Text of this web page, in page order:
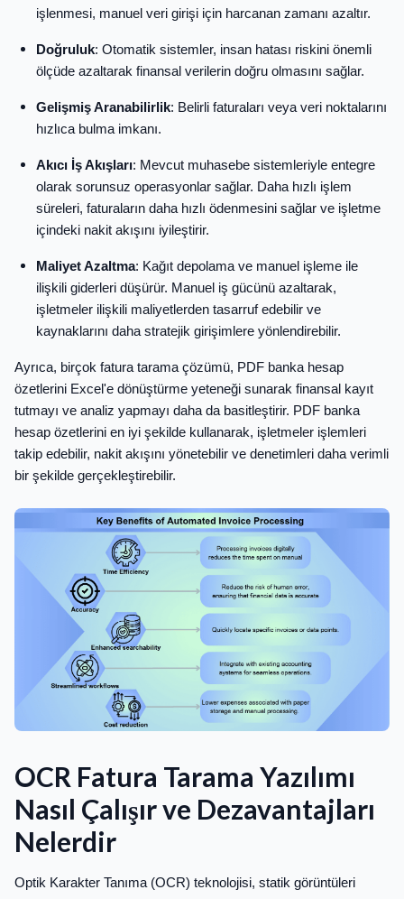
işlenmesi, manuel veri girişi için harcanan zamanı azaltır.
Doğruluk: Otomatik sistemler, insan hatası riskini önemli
ölçüde azaltarak finansal verilerin doğru olmasını sağlar.
Gelişmiş Aranabilirlik: Belirli faturaları veya veri noktalarını
hızlıca bulma imkanı.
Akıcı İş Akışları: Mevcut muhasebe sistemleriyle entegre
olarak sorunsuz operasyonlar sağlar. Daha hızlı işlem
süreleri, faturaların daha hızlı ödenmesini sağlar ve işletme
içindeki nakit akışını iyileştirir.
Maliyet Azaltma: Kağıt depolama ve manuel işleme ile
ilişkili giderleri düşürür. Manuel iş gücünü azaltarak,
işletmeler ilişkili maliyetlerden tasarruf edebilir ve
kaynaklarını daha stratejik girişimlere yönlendirebilir.
Ayrıca, birçok fatura tarama çözümü, PDF banka hesap
özetlerini Excel'e dönüştürme yeteneği sunarak finansal kayıt
tutmayı ve analiz yapmayı daha da basitleştirir. PDF banka
hesap özetlerini en iyi şekilde kullanarak, işletmeler işlemleri
takip edebilir, nakit akışını yönetebilir ve denetimleri daha verimli
bir şekilde gerçekleştirebilir.
OCR Fatura Tarama Yazılımı
Nasıl Çalışır ve Dezavantajları
Nelerdir
Optik Karakter Tanıma (OCR) teknolojisi, statik görüntüleri